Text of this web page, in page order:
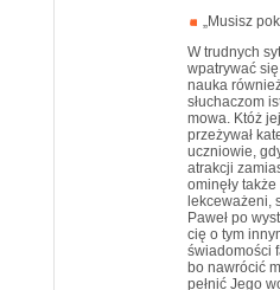
„Musisz
W trudnych
wpatrywać
nauka
słuchaczom
mowa. Któż
przeżywał
uczniowie,
atrakcji
ominęły
lekceważeni,
Paweł po
cię o tym
świadomości
bo nawrócić
pełnić Jego